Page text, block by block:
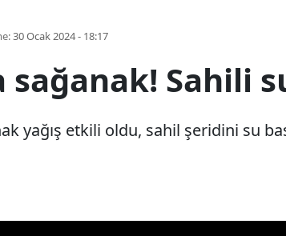
30 Ocak 2024 - 18:17
Sahili
yağış etkili oldu, sahil şeridini su